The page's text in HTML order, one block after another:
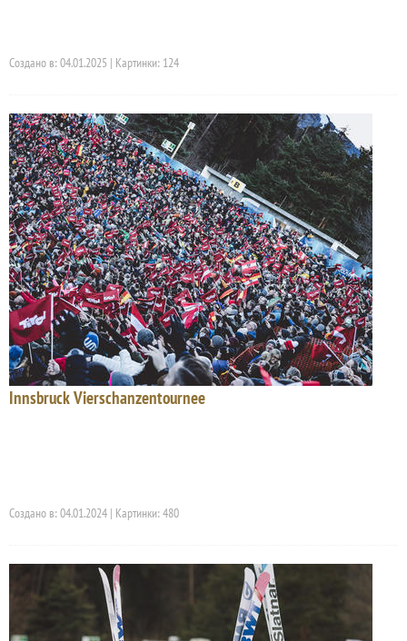
Создано в: 04.01.2025 | Картинки: 124
Innsbruck Vierschanzentournee
Создано в: 04.01.2024 | Картинки: 480